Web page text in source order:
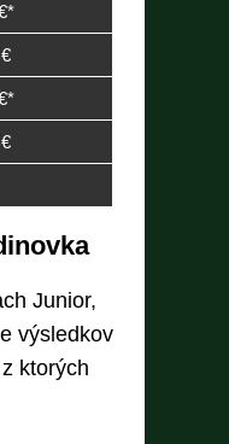
Junior,
výsledkov
ktorých